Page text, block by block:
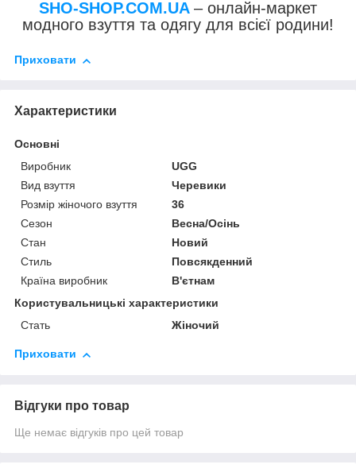
SHO-SHOP.COM.UA – онлайн-маркет
модного взуття та одягу для всієї родини!
Приховати
Характеристики
Основні
Виробник
UGG
Вид взуття
Черевики
Розмір жіночого взуття
36
Сезон
Весна/Осінь
Стан
Новий
Стиль
Повсякденний
Країна виробник
В'єтнам
Користувальницькі характеристики
Стать
Жіночий
Приховати
Відгуки про товар
Ще немає відгуків про цей товар